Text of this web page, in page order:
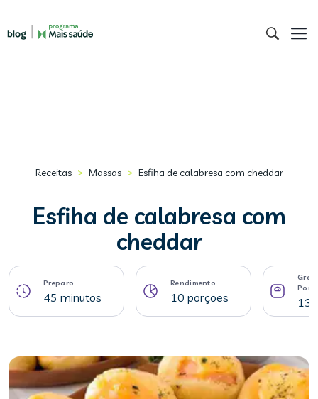
Receitas > Massas > Esfiha de calabresa com cheddar
Esfiha de calabresa com
cheddar
Preparo
45 minutos
Rendimento
10 porçoes